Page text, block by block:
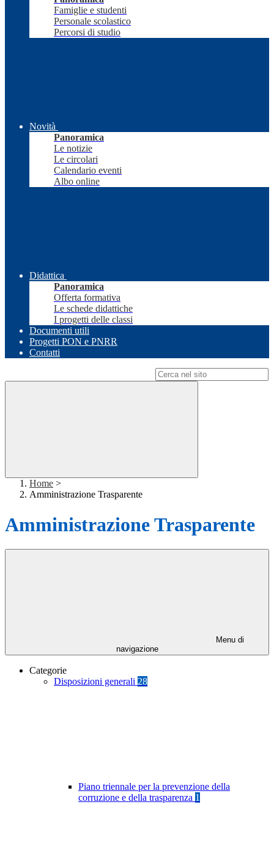
Famiglie e studenti
Personale scolastico
Percorsi di studio
Novità
Panoramica
Le notizie
Le circolari
Calendario eventi
Albo online
Didattica
Panoramica
Offerta formativa
Le schede didattiche
I progetti delle classi
Documenti utili
Progetti PON e PNRR
Contatti
Home >
Amministrazione Trasparente
Amministrazione Trasparente
Menu di
navigazione
Categorie
Disposizioni generali 28
Piano triennale per la prevenzione della
corruzione e della trasparenza 1